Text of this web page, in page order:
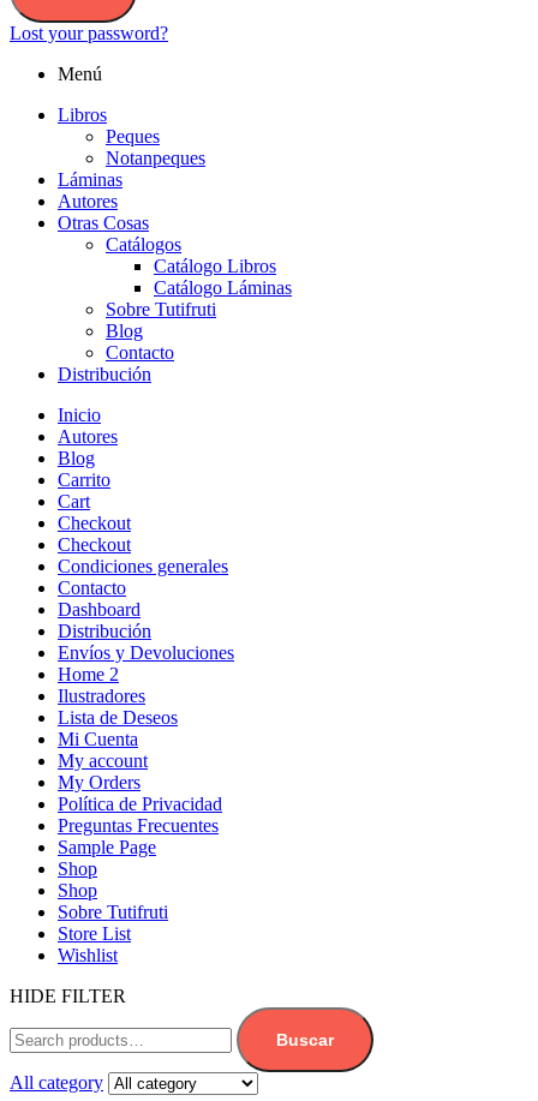
Lost your password?
Menú
Libros
Peques
Notanpeques
Láminas
Autores
Otras Cosas
Catálogos
Catálogo Libros
Catálogo Láminas
Sobre Tutifruti
Blog
Contacto
Distribución
Inicio
Autores
Blog
Carrito
Cart
Checkout
Checkout
Condiciones generales
Contacto
Dashboard
Distribución
Envíos y Devoluciones
Home 2
Ilustradores
Lista de Deseos
Mi Cuenta
My account
My Orders
Política de Privacidad
Preguntas Frecuentes
Sample Page
Shop
Shop
Sobre Tutifruti
Store List
Wishlist
HIDE FILTER
Buscar
All category